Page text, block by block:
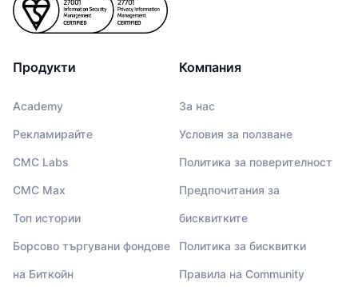
Продукти
Academy
Рекламирайте
CMC Labs
CMC Max
Топ истории
Борсово търгувани фондове
на Биткойн
Компания
За нас
Условия за ползване
Политика за поверителност
Предпочитания за
бисквитките
Политика за бисквитки
Правила на Community